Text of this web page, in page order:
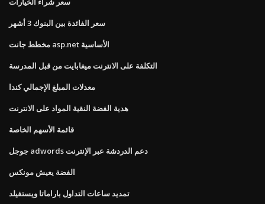
سعر الفائدة بين البنوك 3 أشهر
مخطط جانت asp.net الأساسية
التكلفة على الانترنت ميغابايت من قبل المدرسة
معدلات المبلغ الإجمالي كندا
هدية الفضة النقية المواد على الانترنت
قائمة الأسهم الخاصة
جوجل adwords دعم الدردشة عبر الإنترنت
الفضة يعيش مونكس
تمديد ساعات التداول باراماتا ويستفيلد